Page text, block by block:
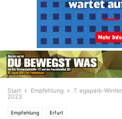
Start Empfehlung
7. egapark-
2023
Empfehlung Erfurt